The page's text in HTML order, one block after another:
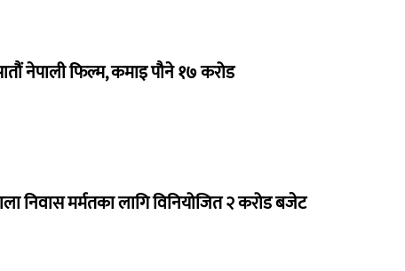
नेपाली फिल्म, कमाइ पौने १७ करोड
निवास मर्मतका लागि विनियोजित २ करोड बजेट